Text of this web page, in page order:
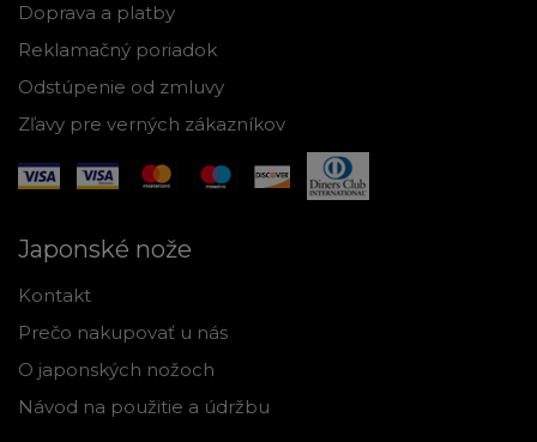
Doprava a platby
Reklamačný poriadok
Odstúpenie od zmluvy
Zľavy pre verných zákazníkov
Japonské nože
Kontakt
Prečo nakupovať u nás
O japonských nožoch
Návod na použitie a údržbu